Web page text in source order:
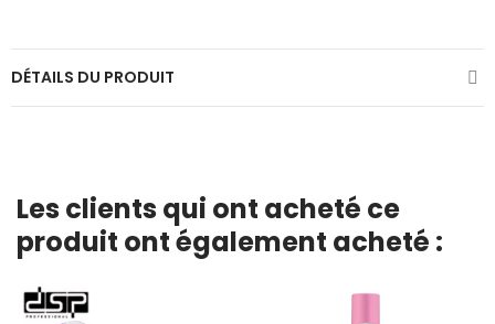
DÉTAILS DU PRODUIT
Les clients qui ont acheté ce
produit ont également acheté :